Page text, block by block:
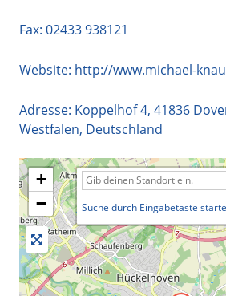
Fax: 02433 938121
Website: http://www.michael-
Adresse: Koppelhof 4, 41836
Westfalen, Deutschland
+
−
Suche durch Eingabetaste